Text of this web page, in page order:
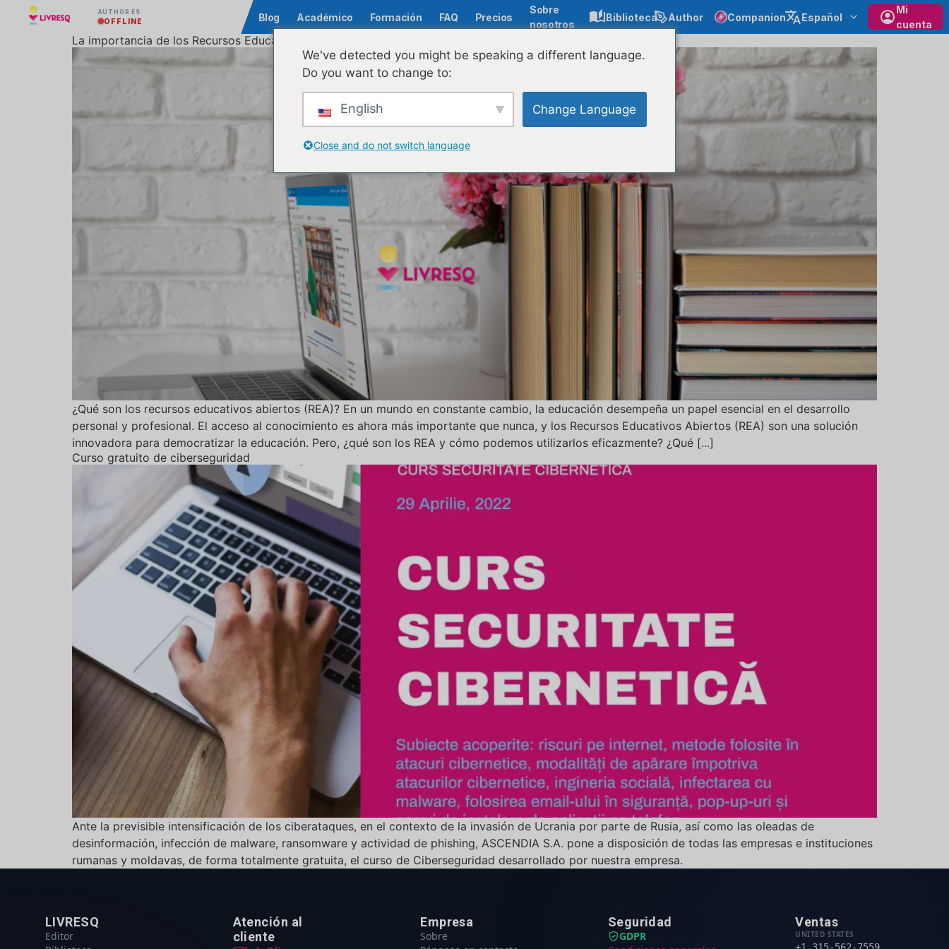
AUTHOR ES
OFFLINE Blog Académico Formación FAQ Precios
Sobre
nosotros
Biblioteca Author Companion Español
Mi
cuenta
La importancia de los Recursos Educativos Abiertos (REA) y su uso eficaz
¿Qué son los recursos educativos abiertos (REA)? En un mundo en constante cambio, la educación desempeña un papel esencial en el desarrollo
personal y profesional. El acceso al conocimiento es ahora más importante que nunca, y los Recursos Educativos Abiertos (REA) son una solución
innovadora para democratizar la educación. Pero, ¿qué son los REA y cómo podemos utilizarlos eficazmente? ¿Qué [...]
Curso gratuito de ciberseguridad
Ante la previsible intensificación de los ciberataques, en el contexto de la invasión de Ucrania por parte de Rusia, así como las oleadas de
desinformación, infección de malware, ransomware y actividad de phishing, ASCENDIA S.A. pone a disposición de todas las empresas e instituciones
rumanas y moldavas, de forma totalmente gratuita, el curso de Ciberseguridad desarrollado por nuestra empresa.
LIVRESQ
Editor
Atención al
cliente
Empresa
Sobre
Seguridad
GDPR
Ventas
UNITED STATES
We've detected you might be speaking a different language.
Do you want to change to:
English Change Language
Close and do not switch language